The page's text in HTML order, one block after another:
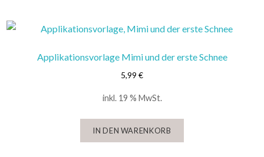
Applikationsvorlage Mimi und der erste Schnee
5,99 €
inkl. 19 % MwSt.
IN DEN WARENKORB